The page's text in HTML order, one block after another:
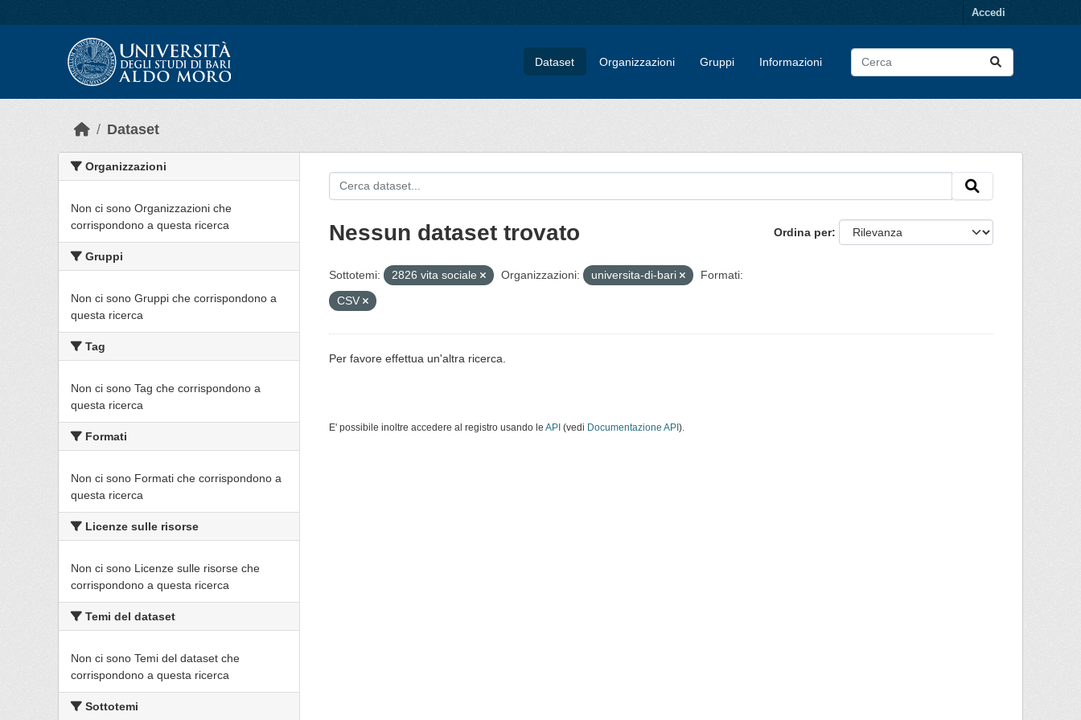
Accedi
Dataset Organizzazioni Gruppi Informazioni
Dataset
Organizzazioni
Non ci sono Organizzazioni che
corrispondono a questa ricerca
Gruppi
Non ci sono Gruppi che corrispondono a
questa ricerca
Tag
Non ci sono Tag che corrispondono a
questa ricerca
Formati
Non ci sono Formati che corrispondono a
questa ricerca
Licenze sulle risorse
Non ci sono Licenze sulle risorse che
corrispondono a questa ricerca
Temi del dataset
Non ci sono Temi del dataset che
corrispondono a questa ricerca
Sottotemi
Ordina per
Nessun dataset trovato
Sottotemi: 2826 vita sociale Organizzazioni: universita-di-bari
Formati:
CSV
Per favore effettua un'altra ricerca.
E' possibile inoltre accedere al registro usando le API (vedi Documentazione API ).